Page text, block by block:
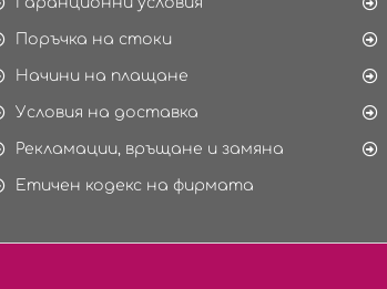
Поръчка на стоки
Начини на плащане
Условия на доставка
Рекламации, връщане и замяна
Етичен кодекс на фирмата